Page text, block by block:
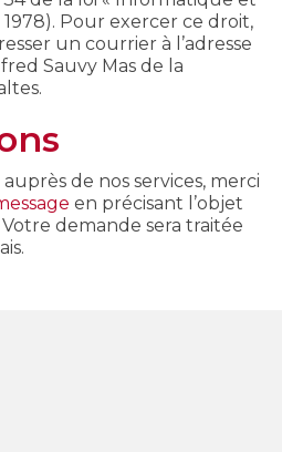
Pour exercer ce droit,
un courrier à l’adresse
Sauvy Mas de la
de nos services, merci
en précisant l’objet
demande sera traitée